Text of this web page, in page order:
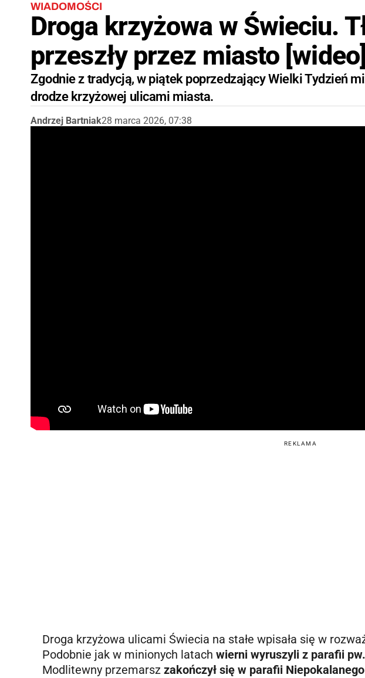
WIADOMOŚCI
Droga krzyżowa w Świeciu.
przeszły przez miasto [wideo]
Zgodnie z tradycją, w piątek poprzedzający Wielki Tydzień
drodze krzyżowej ulicami miasta.
Andrzej Bartniak28 marca 2026, 07:38
REKLAMA
Droga krzyżowa ulicami Świecia na stałe wpisała się w
Podobnie jak w minionych latach wierni wyruszyli z parafii
Modlitewny przemarsz zakończył się w parafii